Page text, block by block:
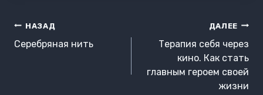
Навигация
по
НАЗАД
Серебряная нить
ДАЛЕЕ
Терапия себя через
кино. Как стать
главным героем своей
жизни